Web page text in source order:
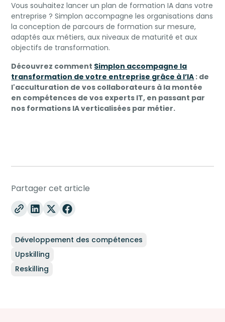
Vous souhaitez lancer un plan de formation IA dans votre
entreprise ? Simplon accompagne les organisations dans
la conception de parcours de formation sur mesure,
adaptés aux métiers, aux niveaux de maturité et aux
objectifs de transformation.
Découvrez comment Simplon accompagne la
transformation de votre entreprise grâce à l’IA : de
l'acculturation de vos collaborateurs à la montée
en compétences de vos experts IT, en passant par
nos formations IA verticalisées par métier.
Partager cet article
Développement des compétences
Upskilling
Reskilling